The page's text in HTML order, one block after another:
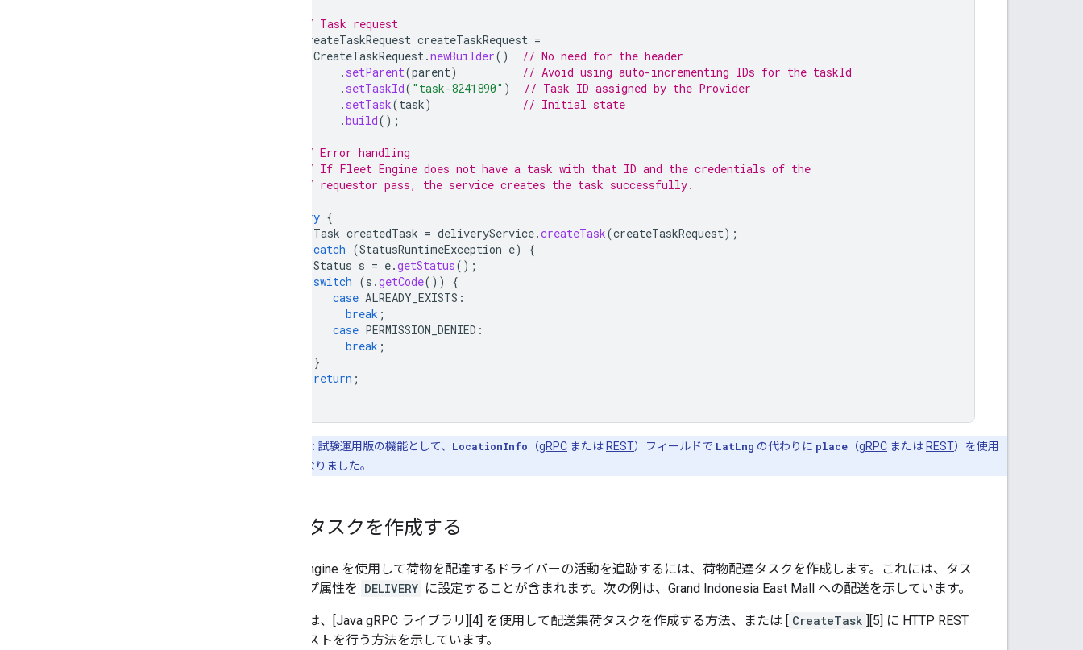
// Task request
CreateTaskRequest createTaskRequest =
CreateTaskRequest.newBuilder()
// No need for the header
. setParent(parent)
// Avoid using auto-incrementing IDs for the taskId
. setTaskId( "task-8241890" )
// Task ID assigned by the Provider
. setTask(task)
// Initial state
.build();
// Error handling
// If Fleet Engine does not have a task with that ID and the credentials of the
// requestor pass, the service creates the task successfully.
try {
Task createdTask = deliveryService.createTask(createTaskRequest);
catch (StatusRuntimeException e)
{
Status s = e.getStatus();
switch (s .getCode())
{
case ALREADY_EXISTS :
break ;
case PERMISSION_DENIED :
break ;
}
return ;
試験運用版: 試験運用版の機能として、 LocationInfo （gRPC または REST）フィールドで LatLng の代わりに place （gRPC または REST）を使用
できるようになりました。
配送タスクを作成する
Fleet Engine を使用して荷物を配達するドライバーの活動を追跡するには、荷物配達タスクを作成します。これには、タス
クタイプ属性を DELIVERY に設定することが含まれます。次の例は、Grand Indonesia East Mall への配送を示しています。
次の例は、[Java gRPC ライブラリ][4] を使用して配送集荷タスクを作成する方法、または [ CreateTask ][5] に HTTP REST
リクエストを行う方法を示しています。